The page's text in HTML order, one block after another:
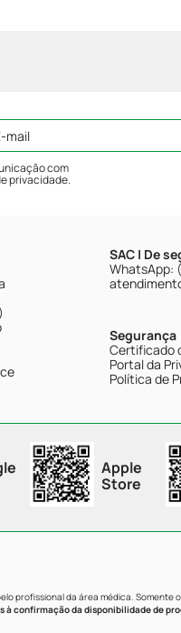
com
privacidade.
SAC | De
WhatsApp:
Segurança
Certificado
Portal da
Política de
Apple
Store
profissional da área médica. Somente o
à confirmação da disponibilidade de